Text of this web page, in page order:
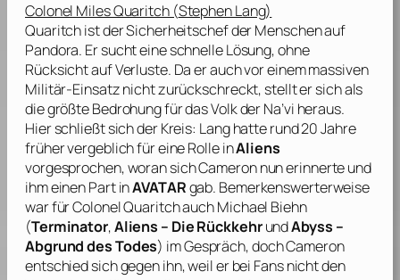
Colonel Miles Quaritch (Stephen Lang)
Quaritch ist der Sicherheitschef der Menschen auf
Pandora. Er sucht eine schnelle Lösung, ohne
Rücksicht auf Verluste. Da er auch vor einem massiven
Militär-Einsatz nicht zurückschreckt, stellt er sich als
die größte Bedrohung für das Volk der Na’vi heraus.
Hier schließt sich der Kreis: Langhatte rund 20 Jahre
früher vergeblich für eine Rolle inAliens
vorgesprochen, woran sichCameronnun erinnerte und
ihm einen Part inAVATARgab. Bemerkenswerterweise
war für Colonel Quaritch auchMichael Biehn
(Terminator,Aliens – Die RückkehrundAbyss –
Abgrund des Todes) im Gespräch, doch Cameron
entschied sich gegen ihn, weil er bei Fans nicht den